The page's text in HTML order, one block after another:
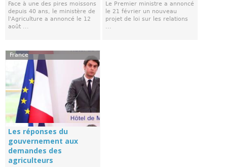
Face à une des pires moissons
depuis 40 ans, le ministère de
l'Agriculture a annoncé le 12
août ...
Le Premier ministre a annoncé
le 21 février un nouveau
projet de loi sur les relations
...
France
Les réponses du
gouvernement aux
demandes des
agriculteurs